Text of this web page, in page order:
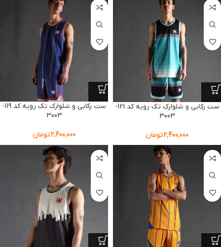
ست رکابی و شلوارک تک رویه کد 121-
3003
2,400,000تومان
ست رکابی و شلوارک تک رویه کد 119-
3003
2,400,000تومان